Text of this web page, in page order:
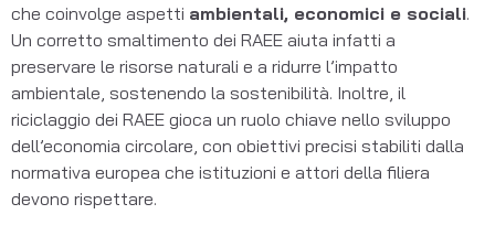
che coinvolge aspetti ambientali, economici e sociali.
Un corretto smaltimento dei RAEE aiuta infatti a
preservare le risorse naturali e a ridurre l’impatto
ambientale, sostenendo la sostenibilità. Inoltre, il
riciclaggio dei RAEE gioca un ruolo chiave nello sviluppo
dell’economia circolare, con obiettivi precisi stabiliti dalla
normativa europea che istituzioni e attori della filiera
devono rispettare.